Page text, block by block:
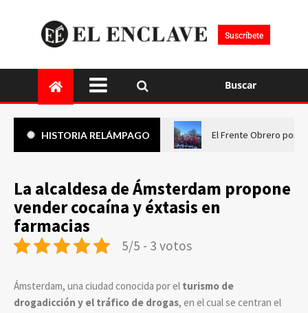
Suscríbete
Buscar
HISTORIA RELÁMPAGO El Frente Obrero pone
La alcaldesa de Ámsterdam propone
vender cocaína y éxtasis en
farmacias
5/5 - 3 votos
Ámsterdam, una ciudad conocida por el turismo de
drogadicción y el tráfico de drogas, en el cual se centran el